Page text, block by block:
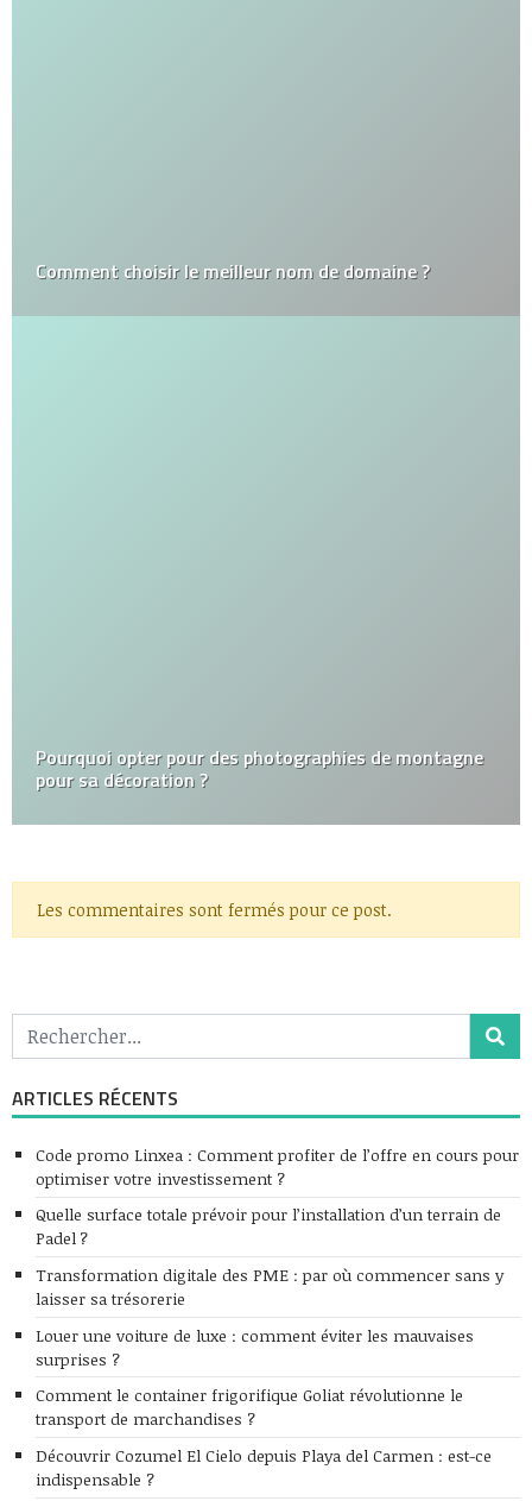
Comment choisir le meilleur nom de domaine ?
Pourquoi opter pour des photographies de montagne
pour sa décoration ?
Les commentaires sont fermés pour ce post.
ARTICLES RÉCENTS
Code promo Linxea : Comment profiter de l’offre en cours pour
optimiser votre investissement ?
Quelle surface totale prévoir pour l’installation d’un terrain de
Padel ?
Transformation digitale des PME : par où commencer sans y
laisser sa trésorerie
Louer une voiture de luxe : comment éviter les mauvaises
surprises ?
Comment le container frigorifique Goliat révolutionne le
transport de marchandises ?
Découvrir Cozumel El Cielo depuis Playa del Carmen : est-ce
indispensable ?